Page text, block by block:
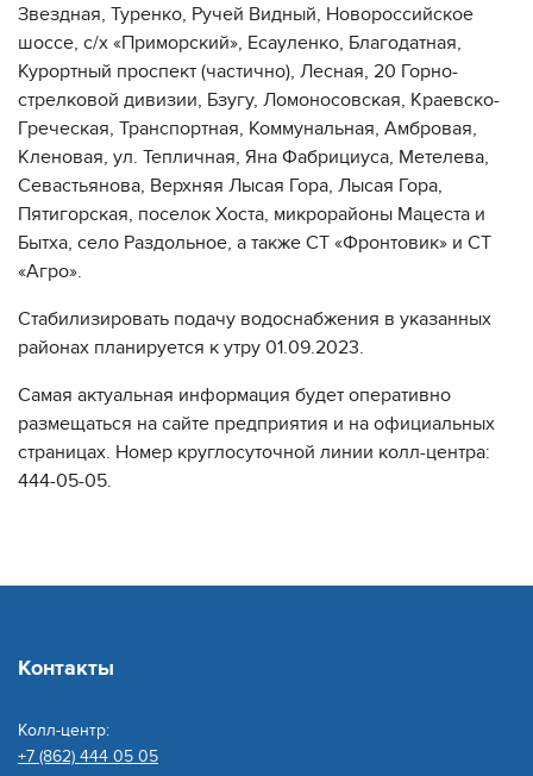
Звездная, Туренко, Ручей Видный, Новороссийское
шоссе, с/х «Приморский», Есауленко, Благодатная,
Курортный проспект (частично), Лесная, 20 Горно-
стрелковой дивизии, Бзугу, Ломоносовская, Краевско-
Греческая, Транспортная, Коммунальная, Амбровая,
Кленовая, ул. Тепличная, Яна Фабрициуса, Метелева,
Севастьянова, Верхняя Лысая Гора, Лысая Гора,
Пятигорская, поселок Хоста, микрорайоны Мацеста и
Бытха, село Раздольное, а также СТ «Фронтовик» и СТ
«Агро».
Стабилизировать подачу водоснабжения в указанных
районах планируется к утру 01.09.2023.
Самая актуальная информация будет оперативно
размещаться на сайте предприятия и на официальных
страницах. Номер круглосуточной линии колл-центра:
444-05-05.
Контакты
Колл-центр:
+7 (862) 444 05 05